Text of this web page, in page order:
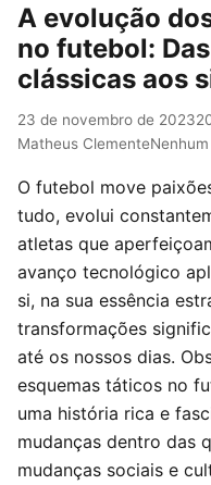
A evolução
no futebol:
clássicas aos
23 de novembro de 2023
Matheus Clemente
O futebol move
tudo, evolui
atletas que
avanço tecnológico
si, na sua essência
transformações
até os nossos dias.
esquemas táticos no
uma história rica e
mudanças dentro das
mudanças sociais e